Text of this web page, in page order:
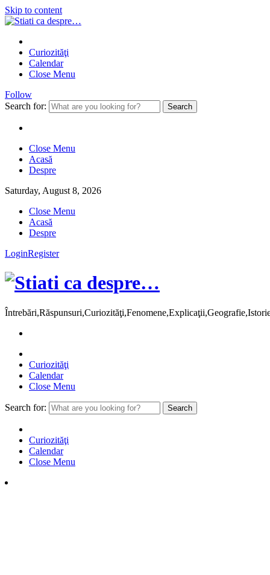
Skip to content
Curiozităţi
Calendar
Close Menu
Follow
Search for:
Close Menu
Acasă
Despre
Saturday, August 8, 2026
Close Menu
Acasă
Despre
LoginRegister
Curiozităţi
Calendar
Close Menu
Search for:
Curiozităţi
Calendar
Close Menu